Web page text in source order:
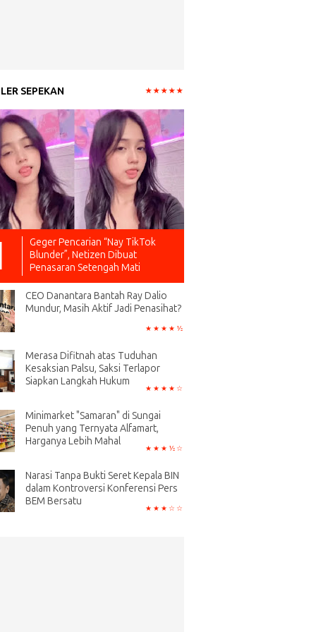
SEPEKAN
Geger Pencarian “Nay TikTok
Blunder”, Netizen Dibuat
Penasaran Setengah Mati
CEO Danantara Bantah Ray Dalio
Mundur, Masih Aktif Jadi Penasihat?
Merasa Difitnah atas Tuduhan
Kesaksian Palsu, Saksi Terlapor
Siapkan Langkah Hukum
Minimarket "Samaran" di Sungai
Penuh yang Ternyata Alfamart,
Harganya Lebih Mahal
Narasi Tanpa Bukti Seret Kepala BIN
dalam Kontroversi Konferensi Pers
BEM Bersatu